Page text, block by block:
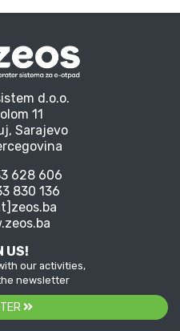
d.o.o.
11
Sarajevo
628 606
830 136
US!
our activities,
newsletter